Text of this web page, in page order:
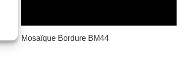
Mosaïque Bordure BM44